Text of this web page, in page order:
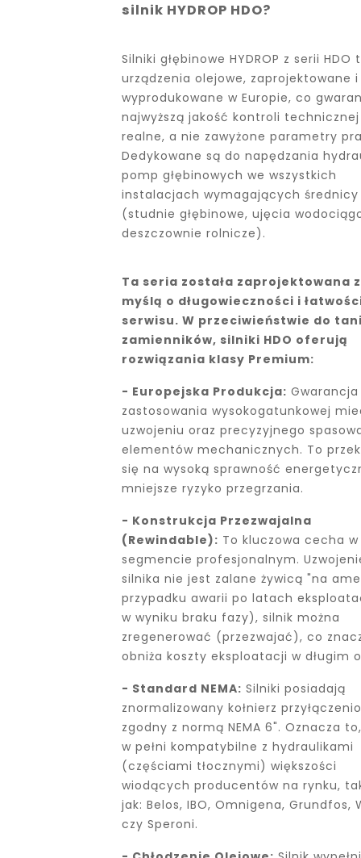
silnik HYDROP HDO?
Silniki głębinowe HYDROP z serii HDO
urządzenia olejowe, zaprojektowane i
wyprodukowane w Europie, co
najwyższą jakość kontroli
realne, a nie zawyżone parametry
Dedykowane są do napędzania
pomp głębinowych we wszystkich
instalacjach wymagających
(studnie głębinowe, ujęcia
deszczownie rolnicze).
Ta seria została zaprojektowana z
myślą o długowieczności i
serwisu. W przeciwieństwie do
zamienników, silniki HDO oferują
rozwiązania klasy Premium:
- Europejska Produkcja: Gwarancja
zastosowania wysokogatunkowej
uzwojeniu oraz precyzyjnego
elementów mechanicznych. To
się na wysoką sprawność
mniejsze ryzyko przegrzania.
- Konstrukcja Przezwajalna
(Rewindable): To kluczowa cecha w
segmencie profesjonalnym.
silnika nie jest zalane żywicą "na
przypadku awarii po latach
w wyniku braku fazy), silnik można
zregenerować (przezwajać), co
obniża koszty eksploatacji w długim
- Standard NEMA: Silniki posiadają
znormalizowany kołnierz
zgodny z normą NEMA 6". Oznacza
w pełni kompatybilne z hydraulikami
(częściami tłocznymi) większości
wiodących producentów na rynku,
jak: Belos, IBO, Omnigena, Grundfos,
czy Speroni.